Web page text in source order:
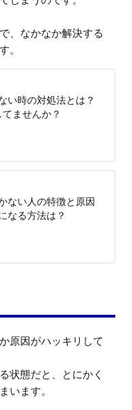
、なかなか解決する
。
い時の対処法とは？
ませんか？
ない人の特徴と原因
なる方法は？
原因がハッキリして
状態だと、とにかく
います。